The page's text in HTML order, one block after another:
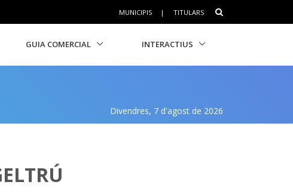
MUNICIPIS | TITULARS
GUIA COMERCIAL INTERACTIUS
Divendres, 7 d'agost de 2026